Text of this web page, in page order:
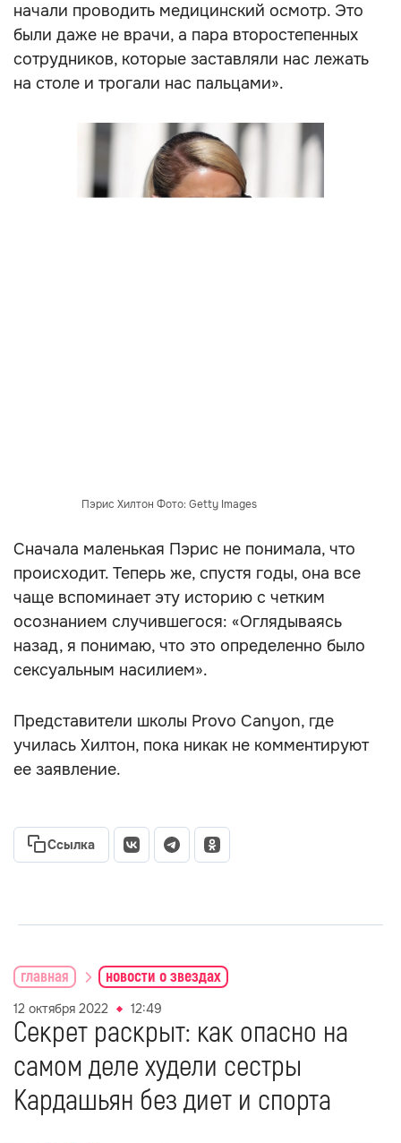
начали проводить медицинский осмотр. Это
были даже не врачи, а пара второстепенных
сотрудников, которые заставляли нас лежать
на столе и трогали нас пальцами».
Пэрис Хилтон Фото: Getty Images
Сначала маленькая Пэрис не понимала, что
происходит. Теперь же, спустя годы, она все
чаще вспоминает эту историю с четким
осознанием случившегося: «Оглядываясь
назад, я понимаю, что это определенно было
сексуальным насилием».
Представители школы Provo Canyon, где
училась Хилтон, пока никак не комментируют
ее заявление.
Ссылка
главная новости о звездах
12 октября 2022 12:49
Секрет раскрыт: как опасно на
самом деле худели сестры
Кардашьян без диет и спорта